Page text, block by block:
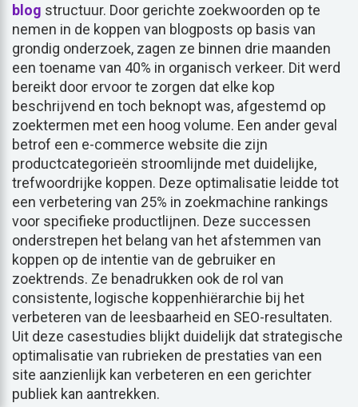
blog structuur. Door gerichte zoekwoorden op te
nemen in de koppen van blogposts op basis van
grondig onderzoek, zagen ze binnen drie maanden
een toename van 40% in organisch verkeer. Dit werd
bereikt door ervoor te zorgen dat elke kop
beschrijvend en toch beknopt was, afgestemd op
zoektermen met een hoog volume. Een ander geval
betrof een e-commerce website die zijn
productcategorieën stroomlijnde met duidelijke,
trefwoordrijke koppen. Deze optimalisatie leidde tot
een verbetering van 25% in zoekmachine rankings
voor specifieke productlijnen. Deze successen
onderstrepen het belang van het afstemmen van
koppen op de intentie van de gebruiker en
zoektrends. Ze benadrukken ook de rol van
consistente, logische koppenhiërarchie bij het
verbeteren van de leesbaarheid en SEO-resultaten.
Uit deze casestudies blijkt duidelijk dat strategische
optimalisatie van rubrieken de prestaties van een
site aanzienlijk kan verbeteren en een gerichter
publiek kan aantrekken.